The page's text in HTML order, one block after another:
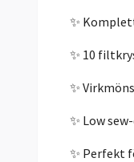
✨
✨ 10
✨
✨ Low
✨ Perfekt